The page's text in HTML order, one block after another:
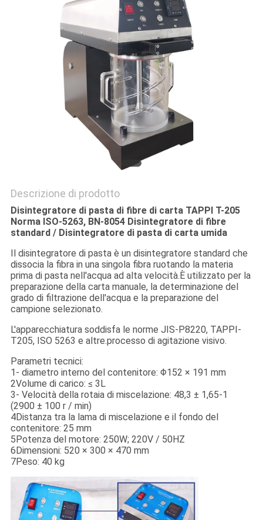
PRIVACY
Descrizione di prodotto
Disintegratore di pasta di fibre di carta TAPPI T-205
Norma ISO-5263, BN-8054 Disintegratore di fibre
standard / Disintegratore di pasta di carta umida
Il disintegratore di pasta è un disintegratore standard che
dissocia la fibra in una singola fibra ruotando la materia
prima di pasta nell'acqua ad alta velocità.È utilizzato per la
preparazione della carta manuale, la determinazione del
grado di filtrazione dell'acqua e la preparazione del
campione selezionato.
L'apparecchiatura soddisfa le norme JIS-P8220, TAPPI-
T205, ISO 5263 e altre.processo di agitazione visivo.
Parametri tecnici:
1- diametro interno del contenitore: Φ152 × 191 mm
2Volume di carico: ≤ 3L
3- Velocità della rotaia di miscelazione: 48,3 ± 1,65-1
(2900 ± 100 r / min)
4Distanza tra la lama di miscelazione e il fondo del
contenitore: 25 mm
5Potenza del motore: 250W; 220V / 50HZ
6Dimensioni: 520 × 300 × 470 mm
7Peso: 40 kg